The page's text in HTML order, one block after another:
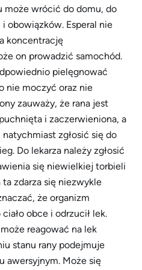
może wrócić do domu, do
obowiązków. Esperal nie
koncentrację
on prowadzić samochód.
pielęgnować
nie moczyć oraz nie
zauważy, że rana jest
i zaczerwieniona, a
zgłosić się do
Do lekarza należy zgłosić
się niewielkiej torbieli
zdarza się niezwykle
że organizm
obce i odrzucił lek.
reagować na lek
stanu rany podejmuje
awersyjnym. Może się